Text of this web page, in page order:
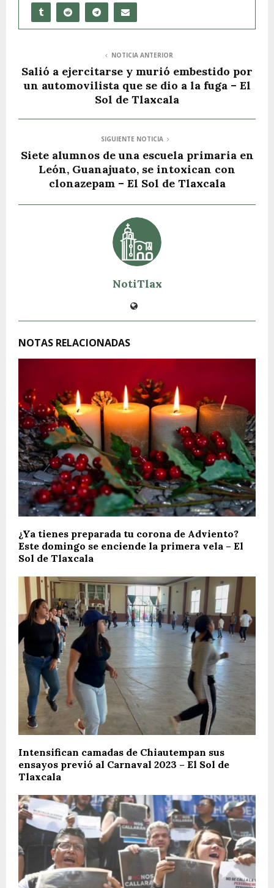
NOTICIA ANTERIOR
Salió a ejercitarse y murió embestido por
un automovilista que se dio a la fuga – El
Sol de Tlaxcala
SIGUIENTE NOTICIA
Siete alumnos de una escuela primaria en
León, Guanajuato, se intoxican con
clonazepam – El Sol de Tlaxcala
NotiTlax
NOTAS RELACIONADAS
¿Ya tienes preparada tu corona de Adviento?
Este domingo se enciende la primera vela – El
Sol de Tlaxcala
Intensifican camadas de Chiautempan sus
ensayos previó al Carnaval 2023 – El Sol de
Tlaxcala